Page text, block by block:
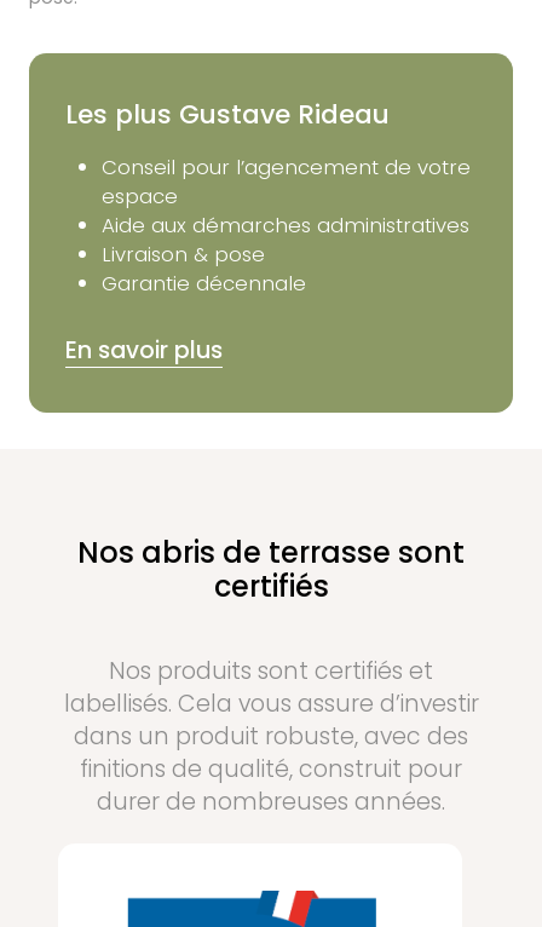
Les plus Gustave Rideau
Conseil pour l’agencement de votre
espace
Aide aux démarches administratives
Livraison & pose
Garantie décennale
En savoir plus
Nos abris de terrasse sont
certifiés
Nos produits sont certifiés et
labellisés. Cela vous assure d’investir
dans un produit robuste, avec des
finitions de qualité, construit pour
durer de nombreuses années.